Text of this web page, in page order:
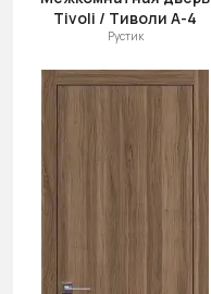
Tivoli / Тиволи А-4
Рустик